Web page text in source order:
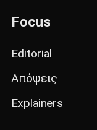
Focus
Editorial
Απόψεις
Explainers